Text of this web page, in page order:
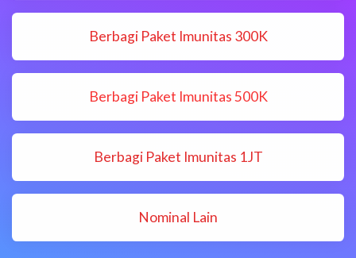
Berbagi Paket Imunitas 300K
Berbagi Paket Imunitas 500K
Berbagi Paket Imunitas 1JT
Nominal Lain